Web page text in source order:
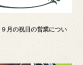
月の祝日の営業につい